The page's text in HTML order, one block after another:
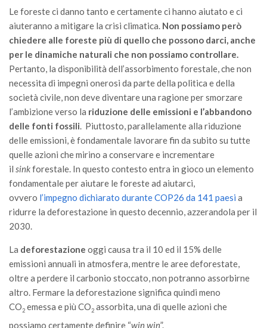
V Congresso (Torino 2003)
IV Congresso (Potenza 2003)
III Congresso (Viterbo 2001)
II Congresso (Bologna 1999)
I Congresso (Padova 1997)
Redazione
Pagina Principale
Editoriali
Pillole di Scienze Forestali
Highlights
#FOCUSINCENDI
Comunicati
Infografiche
Video
PDF
Le foreste ci danno tanto e certamente ci hanno aiutato e ci
aiuteranno a mitigare la crisi climatica. Non possiamo però
chiedere alle foreste più di quello che possono darci, anche
per le dinamiche naturali che non possiamo controllare.
Pertanto, la disponibilità dell’assorbimento forestale, che non
necessita di impegni onerosi da parte della politica e della
società civile, non deve diventare una ragione per smorzare
l’ambizione verso la riduzione delle emissioni e l’abbandono
delle fonti fossili. Piuttosto, parallelamente alla riduzione
delle emissioni, è fondamentale lavorare fin da subito su tutte
quelle azioni che mirino a conservare e incrementare
il sinkforestale. In questo contesto entra in gioco un elemento
fondamentale per aiutare le foreste ad aiutarci,
ovvero l’impegno dichiarato durante COP26 da 141 paesi a
ridurre la deforestazione in questo decennio, azzerandola per il
2030.
La deforestazione oggi causa tra il 10 ed il 15% delle
emissioni annuali in atmosfera, mentre le aree deforestate,
oltre a perdere il carbonio stoccato, non potranno assorbirne
altro. Fermare la deforestazione significa quindi meno
CO2 emessa e più CO2 assorbita, una di quelle azioni che
possiamo certamente definire “win win”.